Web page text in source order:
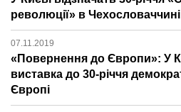
революції» в
07.11.2019
«Повернення до Європи»: У
виставка до 30-річчя
Європі